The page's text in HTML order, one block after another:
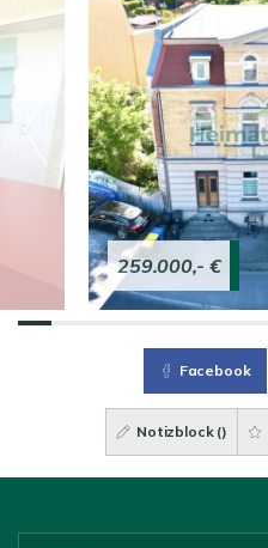
259.000,- €
Facebook
Notizblock ()